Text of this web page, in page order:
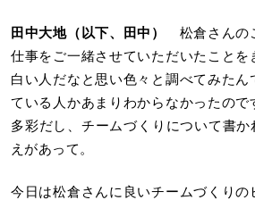
田中大地（以下、田中）
松倉さんの
仕事をご一緒させていただいたこと
白い人だなと思い色々と調べてみたん
ている人かあまりわからなかったの
多彩だし、チームづくりについて書か
えがあって。
今日は松倉さんに良いチームづくり